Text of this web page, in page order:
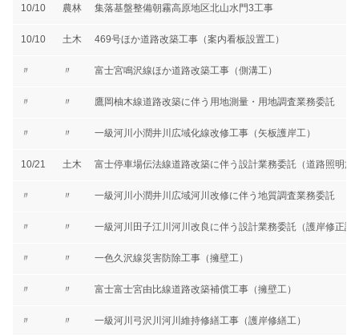
10/10 農林 集落基盤整備朝霧高原地区北山水門3工事
10/10 土木 469号ほか道路改築工事（案内看板設置工）
〃 〃 富士宮鳴沢線ほか道路改築工事（側溝工）
〃 〃 鷹岡柚木線道路改築に伴う用地測量・用地調査業務委託
〃 〃 一級河川小潤井川広域化線改修工事（矢板護岸工）
10/21 土木 富士停車場伝法線道路改築に伴う設計業務委託（道路照明施
〃 〃 一級河川小潤井川広域河川改修に伴う地質調査業務委託
〃 〃 一級河川田子江川河川改良に伴う設計業務委託（護岸修正設
〃 〃 一色久沢線災害防除工事（擁壁工）
〃 〃 富士富士宮由比線道路改築補償工事（擁壁工）
〃 〃 一級河川弓沢川河川維持修繕工事（護岸修繕工）